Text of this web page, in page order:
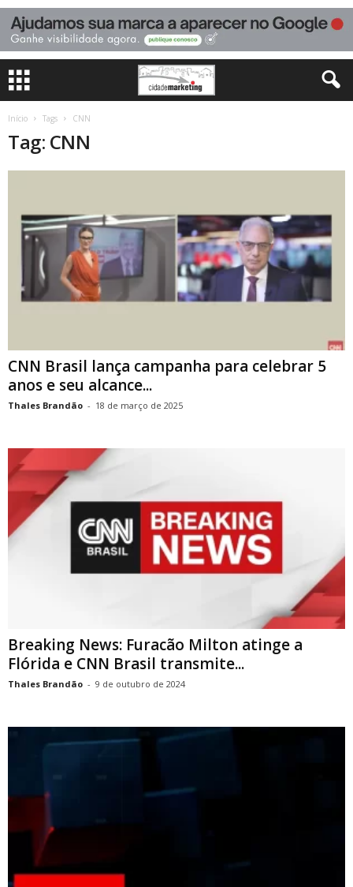
Início Tags CNN
Tag: CNN
CNN Brasil lança campanha para celebrar 5
anos e seu alcance...
Thales Brandão - 18 de março de 2025
Breaking News: Furacão Milton atinge a
Flórida e CNN Brasil transmite...
Thales Brandão - 9 de outubro de 2024